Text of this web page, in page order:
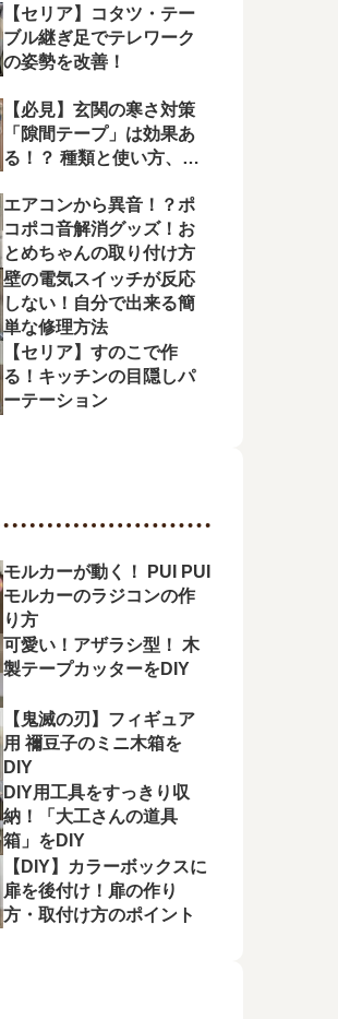
【セリア】コタツ・テー
ブル継ぎ足でテレワーク
の姿勢を改善！
【必見】玄関の寒さ対策
「隙間テープ」は効果あ
る！？ 種類と使い方、失
エアコンから異音！？ポ
コポコ音解消グッズ！お
とめちゃんの取り付け方
壁の電気スイッチが反応
しない！自分で出来る簡
単な修理方法
【セリア】すのこで作
る！キッチンの目隠しパ
ーテーション
モルカーが動く！ PUI PUI
モルカーのラジコンの作
り方
可愛い！アザラシ型！ 木
製テープカッターをDIY
【鬼滅の刃】フィギュア
用 禰󠄀豆子のミニ木箱を
DIY
DIY用工具をすっきり収
納！「大工さんの道具
箱」をDIY
【DIY】カラーボックスに
扉を後付け！扉の作り
方・取付け方のポイント